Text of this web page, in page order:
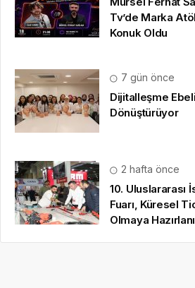
Tv’de Marka
Konuk Oldu
7 gün önce
Dijitalleşme
Dönüştürüyor
2 hafta önce
10. Uluslararası
Fuarı, Küresel
Olmaya